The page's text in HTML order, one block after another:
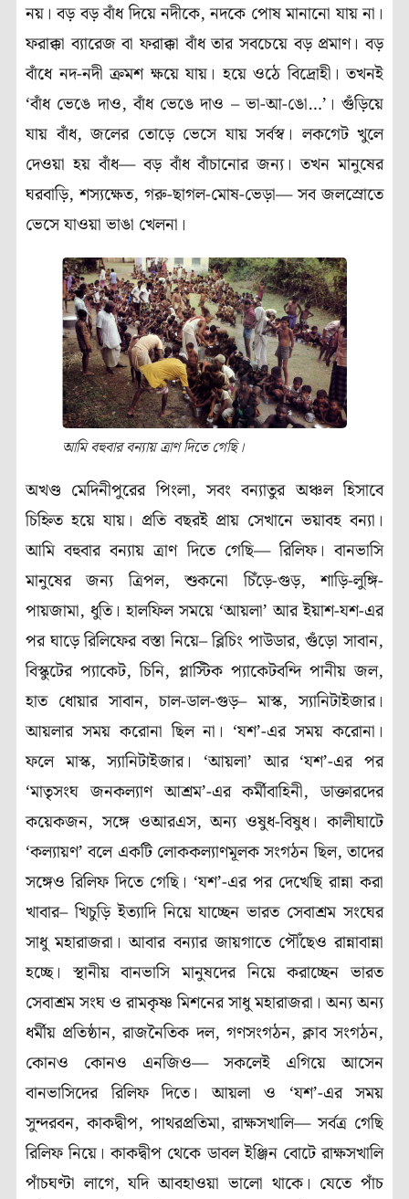
নয়। বড় বড় বাঁধ দিয়ে নদীকে, নদকে পোষ মানানো যায় না।
ফরাক্কা ব্যারেজ বা ফরাক্কা বাঁধ তার সবচেয়ে বড় প্রমাণ। বড়
বাঁধে নদ-নদী ক্রমশ ক্ষয়ে যায়। হয়ে ওঠে বিদ্রোহী। তখনই
‘বাঁধ ভেঙে দাও, বাঁধ ভেঙে দাও – ভা-আ-ঙো…’। গুঁড়িয়ে
যায় বাঁধ, জলের তোড়ে ভেসে যায় সর্বস্ব। লকগেট খুলে
দেওয়া হয় বাঁধ— বড় বাঁধ বাঁচানোর জন্য। তখন মানুষের
ঘরবাড়ি, শস্যক্ষেত, গরু-ছাগল-মোষ-ভেড়া— সব জলস্রোতে
ভেসে যাওয়া ভাঙা খেলনা।
আমি বহুবার বন্যায় ত্রাণ দিতে গেছি।
অখণ্ড মেদিনীপুরের পিংলা, সবং বন্যাতুর অঞ্চল হিসাবে
চিহ্নিত হয়ে যায়। প্রতি বছরই প্রায় সেখানে ভয়াবহ বন্যা।
আমি বহুবার বন্যায় ত্রাণ দিতে গেছি— রিলিফ। বানভাসি
মানুষের জন্য ত্রিপল, শুকনো চিঁড়ে-গুড়, শাড়ি-লুঙ্গি-
পায়জামা, ধুতি। হালফিল সময়ে ‘আয়লা’ আর ইয়াশ-যশ-এর
পর ঘাড়ে রিলিফের বস্তা নিয়ে– ব্লিচিং পাউডার, গুঁড়ো সাবান,
বিস্কুটের প্যাকেট, চিনি, প্লাস্টিক প্যাকেটবন্দি পানীয় জল,
হাত ধোয়ার সাবান, চাল-ডাল-গুড়– মাস্ক, স্যানিটাইজার।
আয়লার সময় করোনা ছিল না। ‘যশ’-এর সময় করোনা।
ফলে মাস্ক, স্যানিটাইজার। ‘আয়লা’ আর ‘যশ’-এর পর
‘মাতৃসংঘ জনকল্যাণ আশ্রম’-এর কর্মীবাহিনী, ডাক্তারদের
কয়েকজন, সঙ্গে ওআরএস, অন্য ওষুধ-বিষুধ। কালীঘাটে
‘কল্যায়ণ’ বলে একটি লোককল্যাণমূলক সংগঠন ছিল, তাদের
সঙ্গেও রিলিফ দিতে গেছি। ‘যশ’-এর পর দেখেছি রান্না করা
খাবার– খিচুড়ি ইত্যাদি নিয়ে যাচ্ছেন ভারত সেবাশ্রম সংঘের
সাধু মহারাজরা। আবার বন্যার জায়গাতে পৌঁছেও রান্নাবান্না
হচ্ছে। স্থানীয় বানভাসি মানুষদের নিয়ে করাচ্ছেন ভারত
সেবাশ্রম সংঘ ও রামকৃষ্ণ মিশনের সাধু মহারাজরা। অন্য অন্য
ধর্মীয় প্রতিষ্ঠান, রাজনৈতিক দল, গণসংগঠন, ক্লাব সংগঠন,
কোনও কোনও এনজিও— সকলেই এগিয়ে আসেন
বানভাসিদের রিলিফ দিতে। আয়লা ও ‘যশ’-এর সময়
সুন্দরবন, কাকদ্বীপ, পাথরপ্রতিমা, রাক্ষসখালি— সর্বত্র গেছি
রিলিফ নিয়ে। কাকদ্বীপ থেকে ডাবল ইঞ্জিন বোটে রাক্ষসখালি
পাঁচঘণ্টা লাগে, যদি আবহাওয়া ভালো থাকে। যেতে পাঁচ